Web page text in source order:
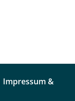
Impressum &